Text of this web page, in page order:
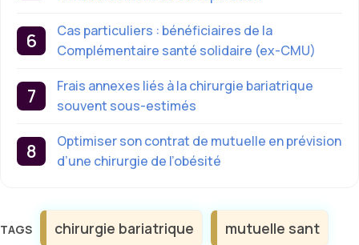
Cas particuliers : bénéficiaires de la
Complémentaire santé solidaire (ex-CMU)
Frais annexes liés à la chirurgie bariatrique
souvent sous-estimés
Optimiser son contrat de mutuelle en prévision
d’une chirurgie de l’obésité
Étiquettes
chirurgie bariatrique mutuelle sant